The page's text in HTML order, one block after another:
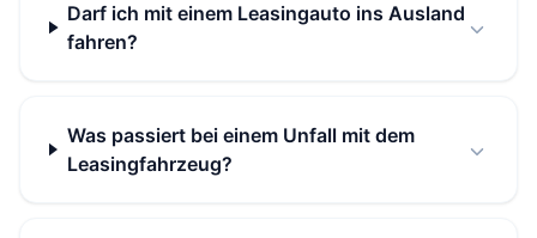
Darf ich mit einem Leasingauto ins Ausland
fahren?
Was passiert bei einem Unfall mit dem
Leasingfahrzeug?